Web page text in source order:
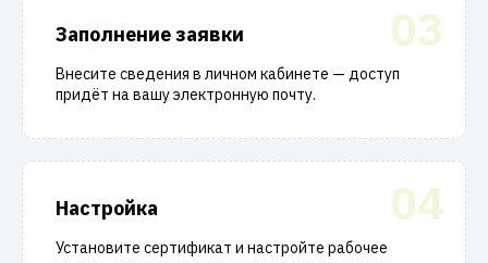
03
Заполнение заявки
Внесите сведения в личном кабинете — доступ
придёт на вашу электронную почту.
04
Настройка
Установите сертификат и настройте рабочее